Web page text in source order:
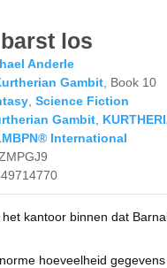
los
Anderle
Gambit , Book 10
,Science Fiction
Gambit
International
kantoor binnen dat
hoeveelheid